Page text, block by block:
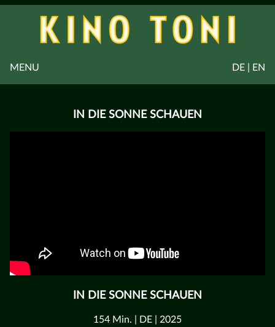
DE | EN
MENU
IN DIE SONNE SCHAUEN
IN DIE SONNE SCHAUEN
154 Min. | DE | 2025